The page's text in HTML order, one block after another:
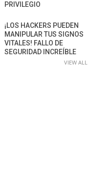
PRIVILEGIO
¡LOS HACKERS PUEDEN
MANIPULAR TUS SIGNOS
VITALES! FALLO DE
SEGURIDAD INCREÍBLE
VIEW ALL